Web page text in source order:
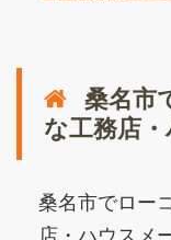
桑名市
な工務店
桑名市でロー
店・ハウスメ